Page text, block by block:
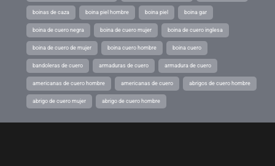
boinas de caza boina piel hombre boina piel boina gar
boina de cuero negra boina de cuero mujer boina de cuero inglesa
boina de cuero de mujer boina cuero hombre boina cuero
bandoleras de cuero armaduras de cuero armadura de cuero
americanas de cuero hombre americanas de cuero abrigos de cuero hombre
abrigo de cuero mujer abrigo de cuero hombre